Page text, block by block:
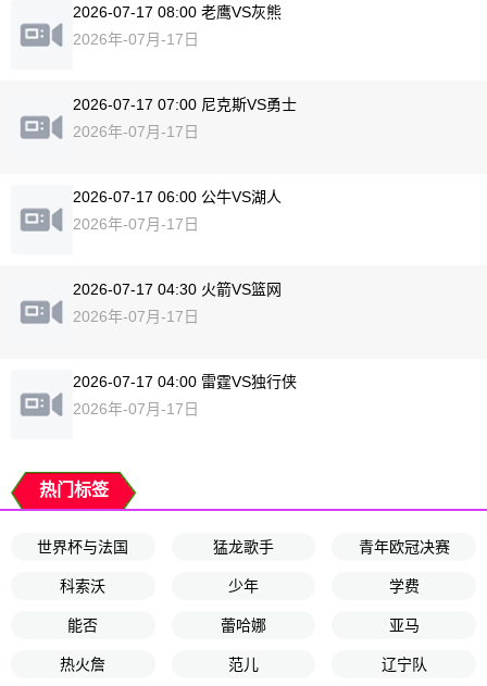
2026-07-17 08:00 老鹰VS灰熊
2026年-07月-17日
2026-07-17 07:00 尼克斯VS勇士
2026年-07月-17日
2026-07-17 06:00 公牛VS湖人
2026年-07月-17日
2026-07-17 04:30 火箭VS篮网
2026年-07月-17日
2026-07-17 04:00 雷霆VS独行侠
2026年-07月-17日
热门标签
世界杯与法国 猛龙歌手 青年欧冠决赛
科索沃 少年 学费
能否 蕾哈娜 亚马
热火詹 范儿 辽宁队